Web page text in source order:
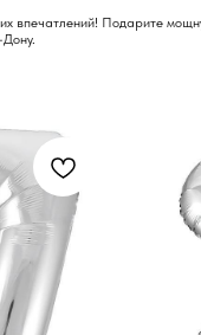
впечатлений! Подарите